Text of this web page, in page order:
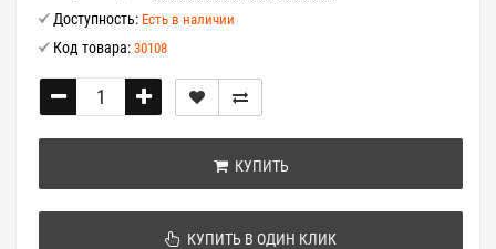
Доступность: Есть в наличии
Код товара: 30108
КУПИТЬ
КУПИТЬ В ОДИН КЛИК